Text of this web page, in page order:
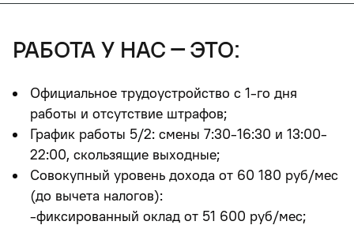
работа у нас – это:
Официальное трудоустройство с 1-го дня
работы и отсутствие штрафов;
График работы 5/2: смены 7:30-16:30 и 13:00-
22:00, скользящие выходные;
Совокупный уровень дохода от 60 180 руб/мес
(до вычета налогов):
-фиксированный оклад от 51 600 руб/мес;